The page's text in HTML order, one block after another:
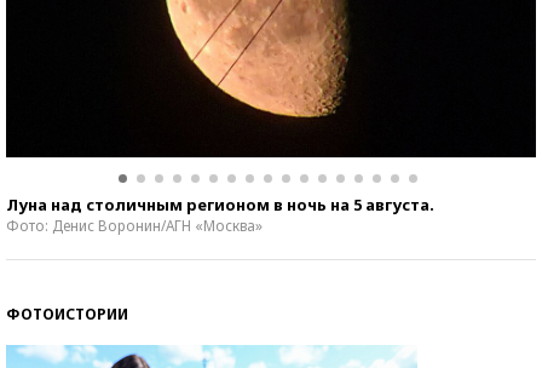
Луна над столичным регионом в ночь на 5 августа.
Фото: Денис Воронин/АГН «Москва»
ФОТОИСТОРИИ